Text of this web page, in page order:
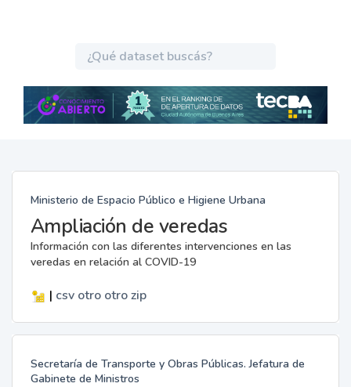
Ministerio de Espacio Público e Higiene Urbana
Ampliación de veredas
Información con las diferentes intervenciones en las
veredas en relación al COVID-19
| csv otro otro zip
Secretaría de Transporte y Obras Públicas. Jefatura de
Gabinete de Ministros